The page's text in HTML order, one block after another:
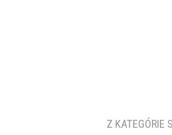
Z KATEGÓRIE